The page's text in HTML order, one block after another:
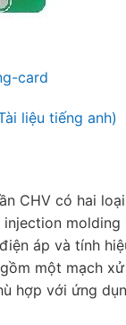
card
liệu tiếng anh)
CHV có hai
áp và tính
một mạch
hợp với ứng